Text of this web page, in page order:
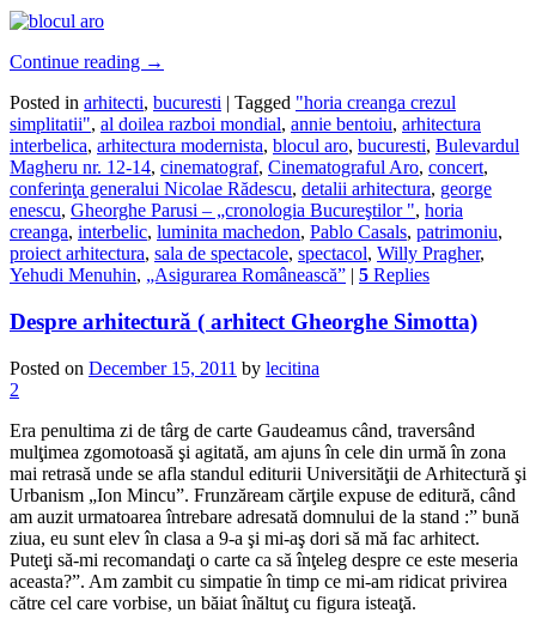
Continue reading →
Posted in arhitecti, bucuresti | Tagged "horia creanga crezul
simplitatii", al doilea razboi mondial, annie bentoiu, arhitectura
interbelica, arhitectura modernista, blocul aro, bucuresti, Bulevardul
Magheru nr. 12-14, cinematograf, Cinematograful Aro, concert,
conferinţa generalui Nicolae Rădescu, detalii arhitectura, george
enescu, Gheorghe Parusi – „cronologia Bucureştilor ", horia
creanga, interbelic, luminita machedon, Pablo Casals, patrimoniu,
proiect arhitectura, sala de spectacole, spectacol, Willy Pragher,
Yehudi Menuhin, „Asigurarea Românească” | 5 Replies
Despre arhitectură ( arhitect Gheorghe Simotta)
Posted on December 15, 2011 by lecitina
2
Era penultima zi de târg de carte Gaudeamus când, traversând
mulţimea zgomotoasă şi agitată, am ajuns în cele din urmă în zona
mai retrasă unde se afla standul editurii Universităţii de Arhitectură şi
Urbanism „Ion Mincu”. Frunzăream cărţile expuse de editură, când
am auzit urmatoarea întrebare adresată domnului de la stand :” bună
ziua, eu sunt elev în clasa a 9-a şi mi-aş dori să mă fac arhitect.
Puteţi să-mi recomandaţi o carte ca să înţeleg despre ce este meseria
aceasta?”. Am zambit cu simpatie în timp ce mi-am ridicat privirea
către cel care vorbise, un băiat înăltuţ cu figura isteaţă.